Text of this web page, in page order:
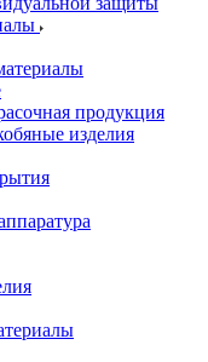
продукция
изделия